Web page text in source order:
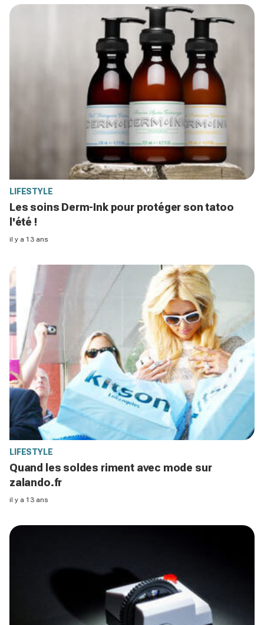
LIFESTYLE
Les soins Derm-Ink pour protéger son tatoo
l'été !
il y a 13 ans
LIFESTYLE
Quand les soldes riment avec mode sur
zalando.fr
il y a 13 ans